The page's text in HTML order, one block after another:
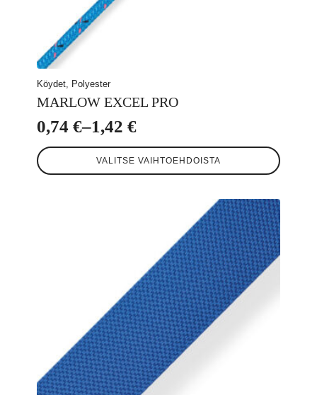
Köydet, Polyester
MARLOW EXCEL PRO
0,74 €–1,42 €
Hintaluokka:
0,74 €
VALITSE VAIHTOEHDOISTA
Tällä
tuotteella